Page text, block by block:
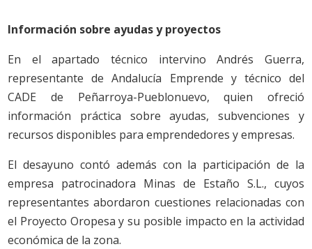
Información sobre ayudas y proyectos
En el apartado técnico intervino Andrés Guerra,
representante de Andalucía Emprende y técnico del
CADE de Peñarroya-Pueblonuevo, quien ofreció
información práctica sobre ayudas, subvenciones y
recursos disponibles para emprendedores y empresas.
El desayuno contó además con la participación de la
empresa patrocinadora Minas de Estaño S.L., cuyos
representantes abordaron cuestiones relacionadas con
el Proyecto Oropesa y su posible impacto en la actividad
económica de la zona.